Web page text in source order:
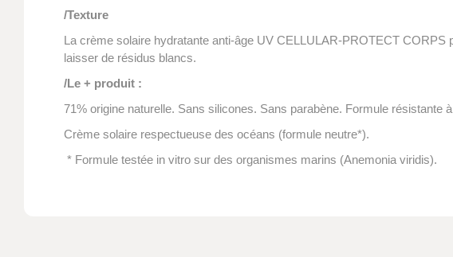
/Texture
La crème solaire hydratante anti-âge UV CELLULAR-PROTECT
laisser de résidus blancs.
/Le + produit :
71% origine naturelle. Sans silicones. Sans parabène. Formule résistante
Crème solaire respectueuse des océans (formule neutre*).
* Formule testée in vitro sur des organismes marins (Anemonia viridis).